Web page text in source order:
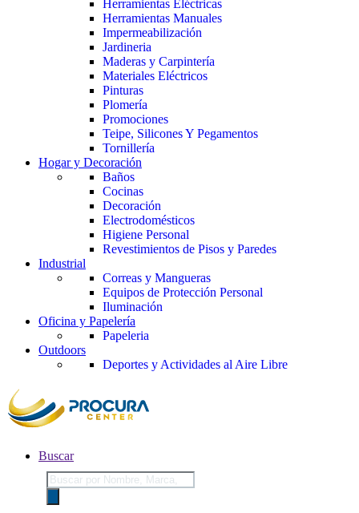
Herramientas Eléctricas
Herramientas Manuales
Impermeabilización
Jardineria
Maderas y Carpintería
Materiales Eléctricos
Pinturas
Plomería
Promociones
Teipe, Silicones Y Pegamentos
Tornillería
Hogar y Decoración
Baños
Cocinas
Decoración
Electrodomésticos
Higiene Personal
Revestimientos de Pisos y Paredes
Industrial
Correas y Mangueras
Equipos de Protección Personal
Iluminación
Oficina y Papelería
Papeleria
Outdoors
Deportes y Actividades al Aire Libre
Buscar
Búsqueda
de
productos